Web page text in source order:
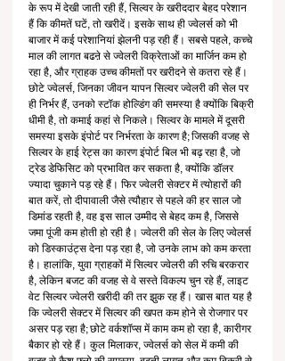
के रूप में देखी जाती रही हैं, सिल्वर के खरीददार बेहद परेशान
हैं कि कीमतें घटें, तो खरीदें। इसके साथ ही ज्वेलर्स को भी
बाजार में कई परेशानियां झेलनी पड़ रही हैं। सबसे पहले, कच्चे
माल की लागत बढऩे से ज्वेलरी विक्रेताओं का मार्जिन कम हो
रहा है, और ग्राहक उच्च कीमतों पर खरीदने से कतरा रहे हैं।
छोटे ज्वेलर्स, जिनका जीवन यापन सिल्वर ज्वेलरी की सेल पर
ही निर्भर हैं, उनको स्टॉक होल्डिंग की समस्या है क्योंकि बिक्री
धीमी है, तो कमाई कहां से निकले। सिल्वर के मामले में दूसरी
समस्या इसके इंपोर्ट पर निर्भरता के कारण है; जिसकी वजह से
सिल्वर के हाई रेट्स का कारण इंपोर्ट बिल भी बढ़ रहा है, जो
ट्रेड डेफिसिट को प्रभावित कर सकता है, क्योंकि डॉलर
ज्यादा चुकाने पड़ रहे हैं। फिर ज्वेलरी सेक्टर में त्योहारों की
बात करें, तो दीपावाली जैसे त्यौहार से पहले की हर साल जो
डिमांड रहती है, वह इस साल उम्मीद से बेहद कम है, जिससे
जमा पूंजी कम होती हो रही है। ज्वेलरी की सेल के लिए ज्वेलर्स
को डिस्काउंट्स देना पड़ रहा है, जो उनके लाभ को कम करता
है। हालांकि, युवा ग्राहकों में सिल्वर ज्वेलरी की रुचि बरकरार
है, लेकिन बजट की वजह से वे सस्ते विकल्प चुन रहे हैं, लाइट
वेट सिल्वर ज्वेलरी खरीदी की तर झुक रह हैं। खास बात यह है
कि ज्वेलरी सेक्टर में सिल्वर की खपत कम होने से रोजगार पर
असर पड़ रहा है; छोटे वर्कशॉप्स में काम कम हो रहा है, कारीगर
बैकार हो रहे हैं। कुल मिलाकर, ज्वेलर्स को सेल में कमी की